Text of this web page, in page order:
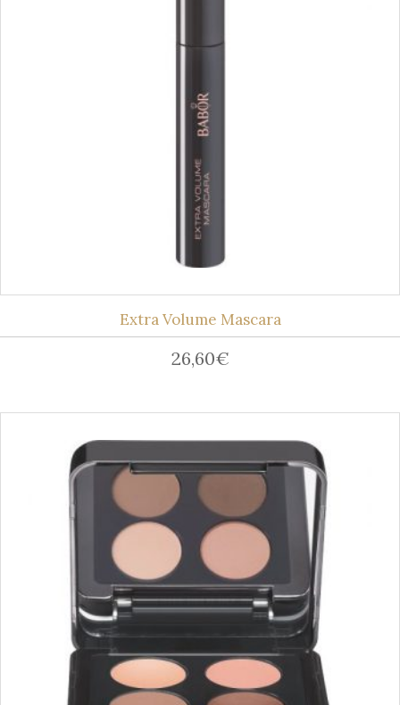
Extra Volume Mascara
26,60€